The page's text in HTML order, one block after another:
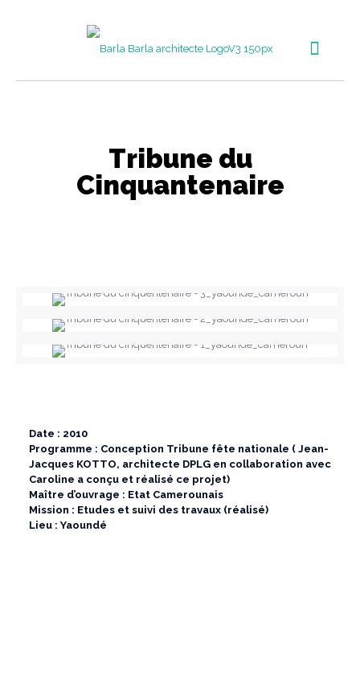
Tribune du
Cinquantenaire
Date : 2010
Programme : Conception Tribune fête nationale ( Jean-
Jacques KOTTO, architecte DPLG en collaboration avec
Caroline a conçu et réalisé ce projet)
Maître d’ouvrage : Etat Camerounais
Mission : Etudes et suivi des travaux (réalisé)
Lieu : Yaoundé